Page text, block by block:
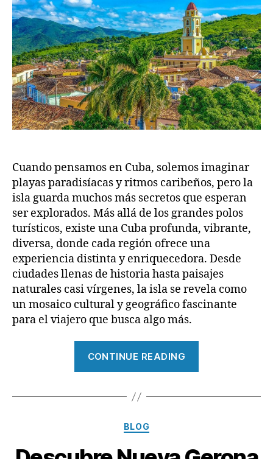
Cuando pensamos en Cuba, solemos imaginar
playas paradisíacas y ritmos caribeños, pero la
isla guarda muchos más secretos que esperan
ser explorados. Más allá de los grandes polos
turísticos, existe una Cuba profunda, vibrante,
diversa, donde cada región ofrece una
experiencia distinta y enriquecedora. Desde
ciudades llenas de historia hasta paisajes
naturales casi vírgenes, la isla se revela como
un mosaico cultural y geográfico fascinante
para el viajero que busca algo más.
CONTINUE READING
Categories
BLOG